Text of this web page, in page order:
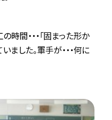
時間・・・「固まった形か
いました。軍手が・・・何に